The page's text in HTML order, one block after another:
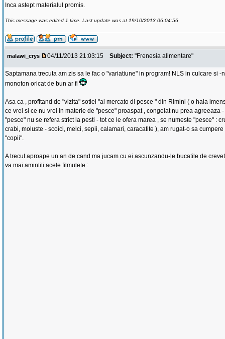
Inca astept materialul promis.
This message was edited 1 time. Last update was at 19/10/2013 06:04:56
malawi_crys 04/11/2013 21:03:15 Subject: "Frenesia alimentare"
Saptamana trecuta am zis sa le fac o "variatiune" in program! NLS in culcare si -
monoton oricat de bun ar fi
Asa ca , profitand de "vizita" sotiei "al mercato di pesce " din Rimini ( o hala
ce vrei si ce nu vrei in materie de "pesce" proaspat , congelat nu prea agreeaza
"pesce" nu se refera strict la pesti - tot ce le ofera marea , se numeste "pesce" :
crabi, moluste - scoici, melci, sepii, calamari, caracatite ), am rugat-o sa
"copii".
A trecut aproape un an de cand ma jucam cu ei ascunzandu-le bucatile de
va mai amintiti acele filmulete :